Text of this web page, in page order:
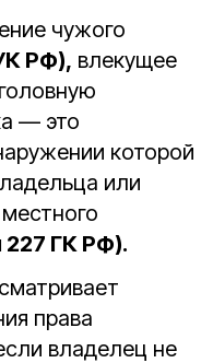
чужого
РФ), влекущее
— это
которой
или
227 ГК РФ).
права
владелец не